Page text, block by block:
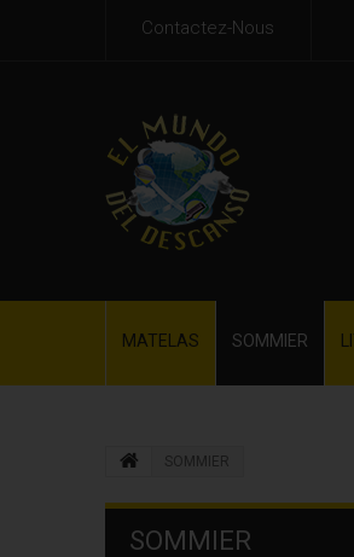
Contactez-Nous
MATELAS SOMMIER
SOMMIER
SOMMIER